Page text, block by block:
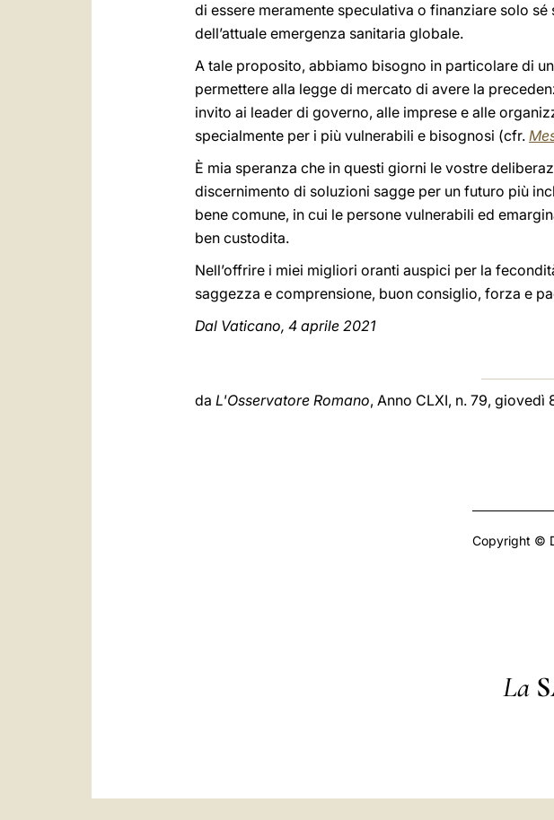
di essere meramente speculativa o finanziare solo
dell’attuale emergenza sanitaria globale.
A tale proposito, abbiamo bisogno in particolare di
permettere alla legge di mercato di avere la
invito ai leader di governo, alle imprese e alle
specialmente per i più vulnerabili e bisognosi (cfr.
È mia speranza che in questi giorni le vostre
discernimento di soluzioni sagge per un futuro più
bene comune, in cui le persone vulnerabili ed
ben custodita.
Nell’offrire i miei migliori oranti auspici per la
saggezza e comprensione, buon consiglio, forza e
Dal Vaticano, 4 aprile 2021
da L'Osservatore Romano, Anno CLXI, n. 79, giovedì
Copyright ©
La